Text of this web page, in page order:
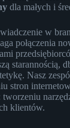
dla małych i
w
połączenia
starannością,
Nasz
stron
klientów.